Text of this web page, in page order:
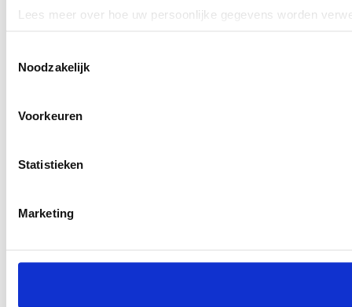
Lees meer over hoe uw persoonlijke gegevens worden
We gebruiken cookies om content en advertenties te
verstrekt of die ze hebben verzameld op basis van uw
Noodzakelijk
Voorkeuren
Statistieken
Marketing